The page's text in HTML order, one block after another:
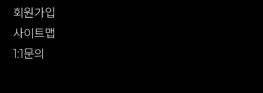
회원가입
사이트맵
1:1문의